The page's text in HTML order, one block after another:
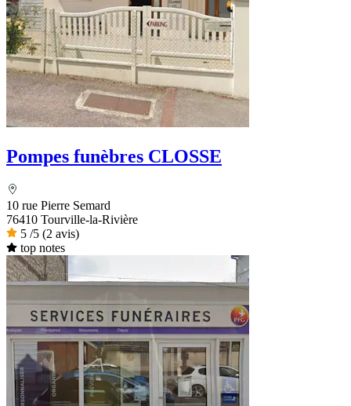
Pompes funèbres CLOSSE
10 rue Pierre Semard
76410 Tourville-la-Rivière
5 /5 (2 avis)
top notes